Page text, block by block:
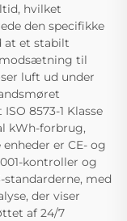
hvilket
den specifikke
at et stabilt
modsætning til
luft ud under
8573-1 Klasse
kWh-forbrug,
er CE- og
kontroller og
standarderne, med
der viser
af 24/7